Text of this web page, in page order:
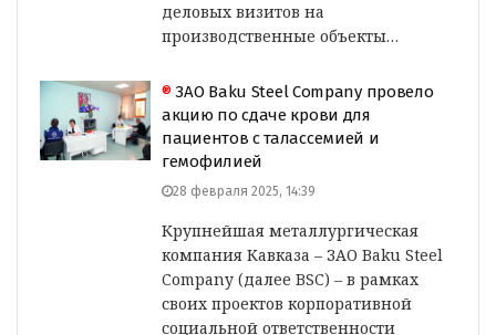
деловых визитов на
производственные объекты…
® ЗАО Baku Steel Company провело
акцию по сдаче крови для
пациентов с талассемией и
гемофилией
28 февраля 2025, 14:39
Крупнейшая металлургическая
компания Кавказа – ЗАО Baku Steel
Company (далее BSC) – в рамках
своих проектов корпоративной
социальной ответственности